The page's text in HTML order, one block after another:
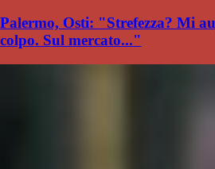
Palermo, Osti: "Strefezza? Mi
colpo. Sul mercato..."